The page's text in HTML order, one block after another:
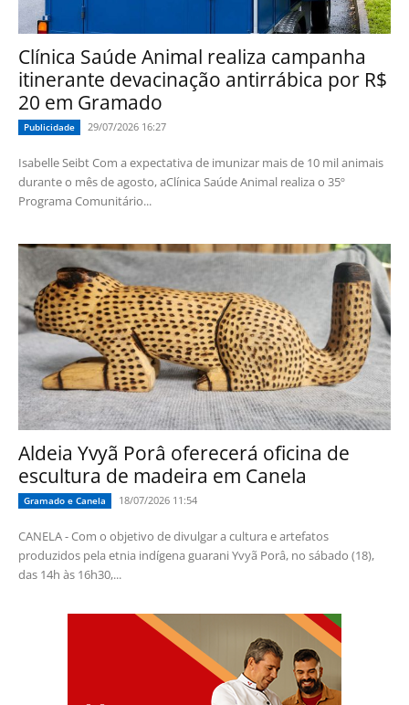
Clínica Saúde Animal realiza campanha
itinerante devacinação antirrábica por R$
20 em Gramado
Publicidade 29/07/2026 16:27
Isabelle Seibt Com a expectativa de imunizar mais de 10 mil animais
durante o mês de agosto, aClínica Saúde Animal realiza o 35º
Programa Comunitário...
Aldeia Yvyã Porâ oferecerá oficina de
escultura de madeira em Canela
Gramado e Canela 18/07/2026 11:54
CANELA - Com o objetivo de divulgar a cultura e artefatos
produzidos pela etnia indígena guarani Yvyã Porâ, no sábado (18),
das 14h às 16h30,...